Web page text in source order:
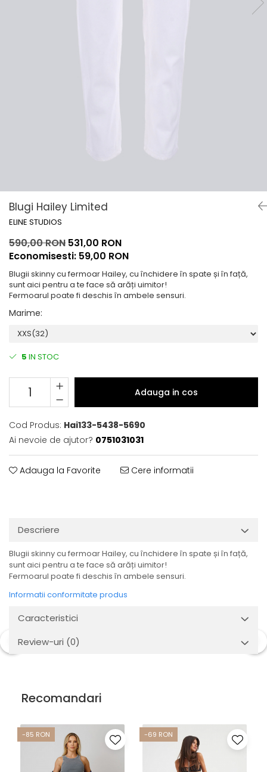
Blugi Hailey Limited
ELINE STUDIOS
590,00 RON 531,00 RON
Economisesti: 59,00 RON
Blugii skinny cu fermoar Hailey, cu închidere în spate și în față,
sunt aici pentru a te face să arăți uimitor!
Fermoarul poate fi deschis în ambele sensuri.
Marime:
5 IN STOC
Adauga in cos
Cod Produs: Hai133-5438-5690
Ai nevoie de ajutor? 0751031031
Adauga la Favorite Cere informatii
Descriere
Blugii skinny cu fermoar Hailey, cu închidere în spate și în față,
sunt aici pentru a te face să arăți uimitor!
Fermoarul poate fi deschis în ambele sensuri.
Informatii conformitate produs
Caracteristici
Review-uri (0)
Recomandari
-85 RON -69 RON